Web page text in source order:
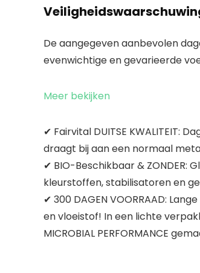
De aangegeven aanbevolen
evenwichtige en gevarieerde
Meer bekijken
✔ Fairvital DUITSE KWALITEIT:
draagt bij aan een normaal
✔ BIO-Beschikbaar & ZONDER:
kleurstoffen, stabilisatoren en
✔ 300 DAGEN VOORRAAD:
en vloeistof! In een lichte
MICROBIAL PERFORMANCE